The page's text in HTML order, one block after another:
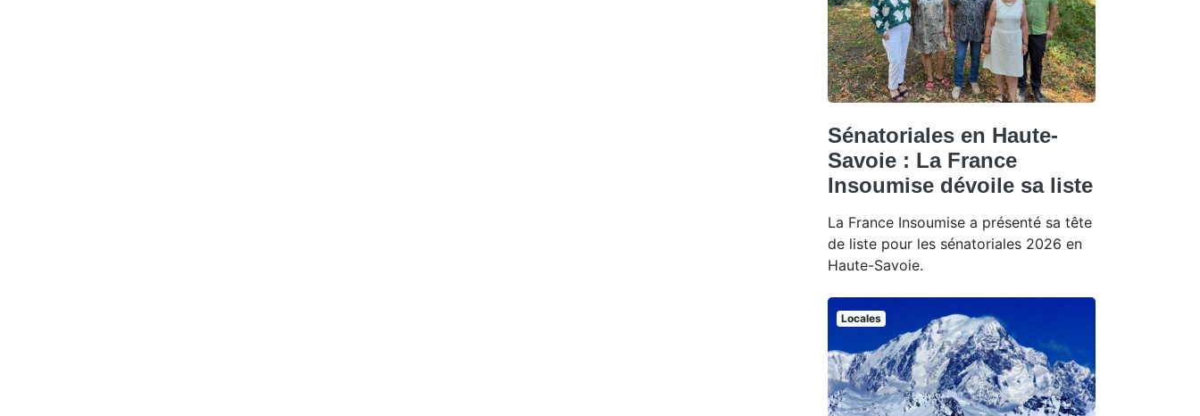
Sénatoriales en Haute-
Savoie : La France
Insoumise dévoile sa liste
La France Insoumise a présenté sa tête
de liste pour les sénatoriales 2026 en
Haute-Savoie.
Locales